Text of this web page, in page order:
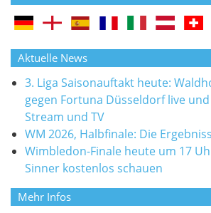
Aktuelle News
3. Liga Saisonauftakt heute:
gegen Fortuna Düsseldorf live
Stream und TV
WM 2026, Halbfinale: Die
Wimbledon-Finale heute um 17
Sinner kostenlos schauen
Mehr Infos